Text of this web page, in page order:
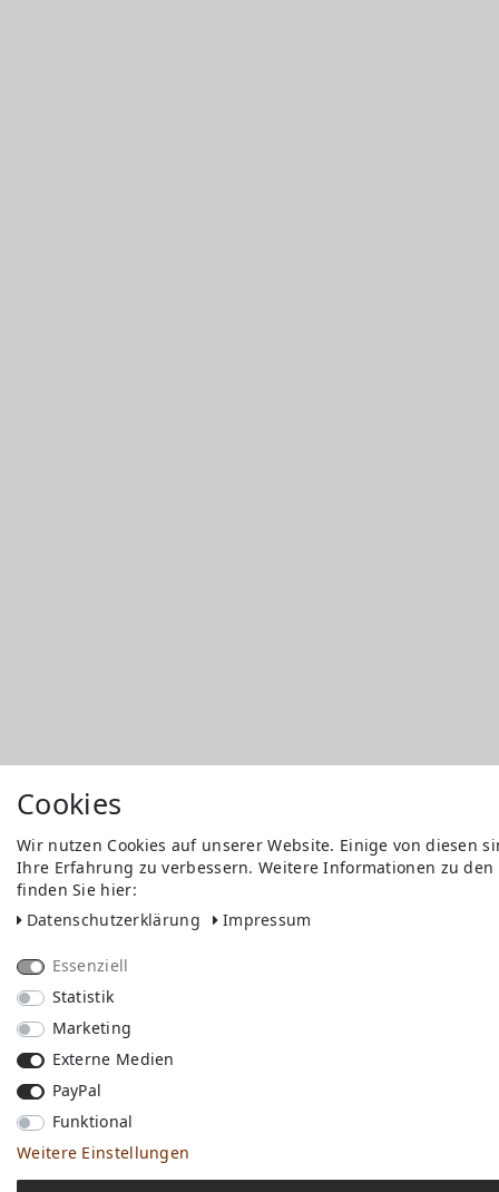
Cookies
Wir nutzen Cookies auf unserer Website. Einige von diesen
Ihre Erfahrung zu verbessern. Weitere Informationen zu
finden Sie hier:
Daten­schutz­erklärung
Impressum
Essenziell
Statistik
Marketing
Externe Medien
PayPal
Funktional
Weitere Einstellungen